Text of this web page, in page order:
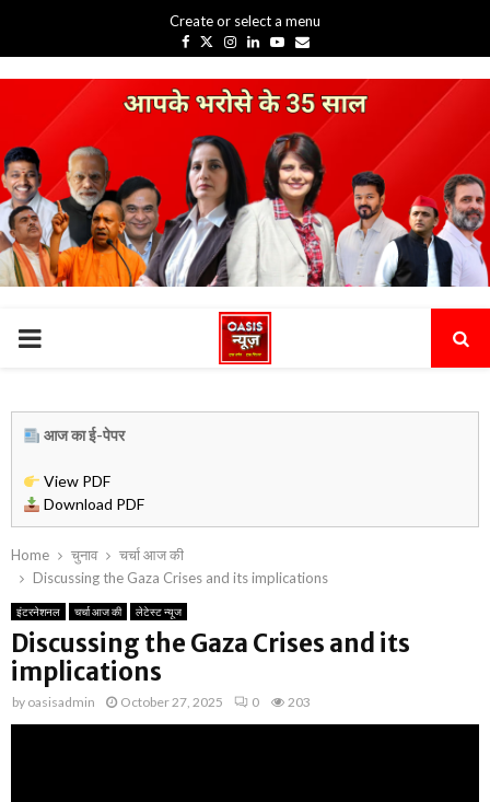
Create or select a menu
Facebook
TwitterInstagram
Linkedin
Youtube
Email
PRIMARY
Home चुनाव
चर्चा आज की
Discussing the Gaza Crises and its implications
इंटरनेशनल चर्चा आज की लेटेस्ट न्यूज
Discussing the Gaza Crises and its
implications
by oasisadmin October 27, 2025 0 203
आज का ई-पेपर
View PDF
Download PDF